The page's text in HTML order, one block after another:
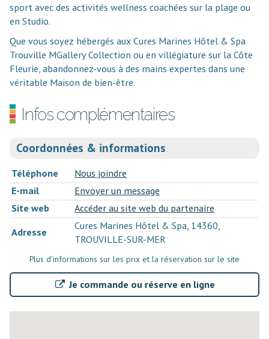
sport avec des activités wellness coachées sur la plage ou
en Studio.
Que vous soyez hébergés aux Cures Marines Hôtel & Spa
Trouville MGallery Collection ou en villégiature sur la Côte
Fleurie, abandonnez-vous à des mains expertes dans une
véritable Maison de bien-être.
Infos complémentaires
Coordonnées & informations
Téléphone
Nous joindre
E-mail
Envoyer un message
Site web
Accéder au site web du partenaire
Adresse
Cures Marines Hôtel & Spa, 14360,
TROUVILLE-SUR-MER
Plus d'informations sur les prix et la réservation sur le site
Je commande ou réserve en ligne